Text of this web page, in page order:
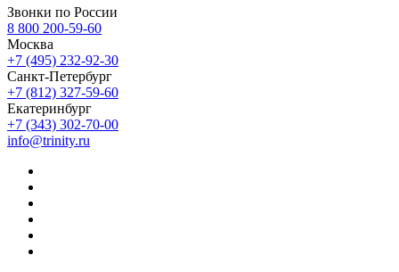
Звонки по России
8 800 200-59-60
Москва
+7 (495) 232-92-30
Санкт-Петербург
+7 (812) 327-59-60
Екатеринбург
+7 (343) 302-70-00
info@trinity.ru